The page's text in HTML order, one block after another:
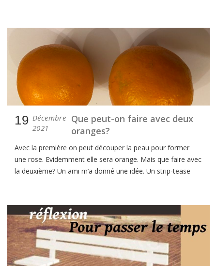
19 Décembre
2021
Que peut-on faire avec deux
oranges?
Avec la première on peut découper la peau pour former
une rose. Evidemment elle sera orange. Mais que faire avec
la deuxième? Un ami m’a donné une idée. Un strip-tease